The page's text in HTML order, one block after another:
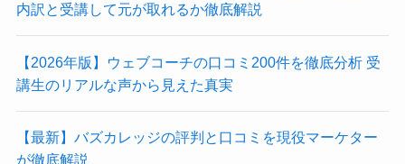
内訳と受講して元が取れるか徹底解説
【2026年版】ウェブコーチの口コミ200件を徹底分析 受
講生のリアルな声から見えた真実
【最新】バズカレッジの評判と口コミを現役マーケター
が徹底解説